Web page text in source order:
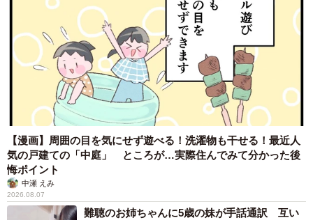
【漫画】周囲の目を気にせず遊べる！洗濯物も干せる！最近人
気の戸建ての「中庭」 ところが…実際住んでみて分かった後
悔ポイント
中瀬 えみ
2026.08.07
難聴のお姉ちゃんに5歳の妹が手話通訳 互い